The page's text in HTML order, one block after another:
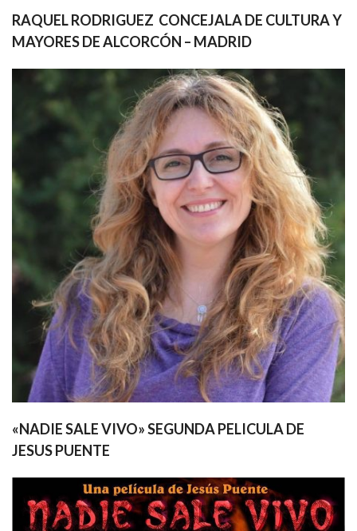
RAQUEL RODRIGUEZ CONCEJALA DE CULTURA Y
MAYORES DE ALCORCÓN – MADRID
«NADIE SALE VIVO» SEGUNDA PELICULA DE
JESUS PUENTE